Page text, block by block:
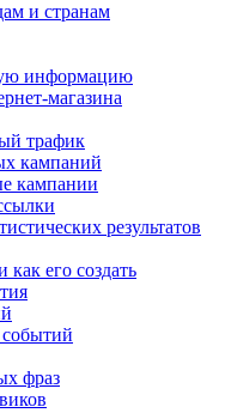
и странам
информацию
магазина
трафик
кампаний
кампании
результатов
как его создать
фраз